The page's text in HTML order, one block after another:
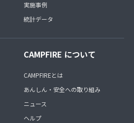
実施事例
統計データ
CAMPFIRE について
CAMPFIREとは
あんしん・安全への取り組み
ニュース
ヘルプ